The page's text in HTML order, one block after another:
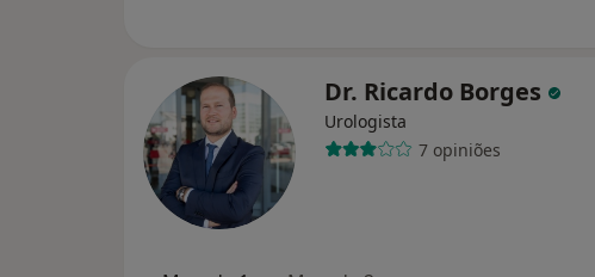
Dr. Ricardo Borges
Urologista
7 opiniões